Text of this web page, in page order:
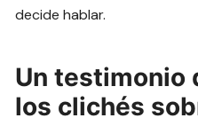
decide hablar.
Un testimonio
los clichés